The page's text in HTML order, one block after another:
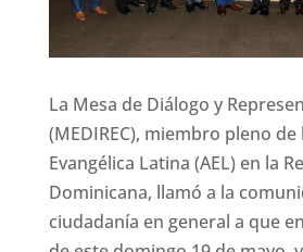
La Mesa de Diálogo y
(MEDIREC), miembro pleno de
Evangélica Latina (AEL) en la
Dominicana, llamó a la
ciudadanía en general a que